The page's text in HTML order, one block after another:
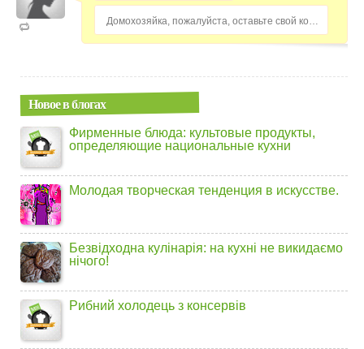
Домохозяйка, пожалуйста, оставьте свой комментарий...
Новое в блогах
Фирменные блюда: культовые продукты,
определяющие национальные кухни
Молодая творческая тенденция в искусстве.
Безвідходна кулінарія: на кухні не викидаємо
нічого!
Рибний холодець з консервів